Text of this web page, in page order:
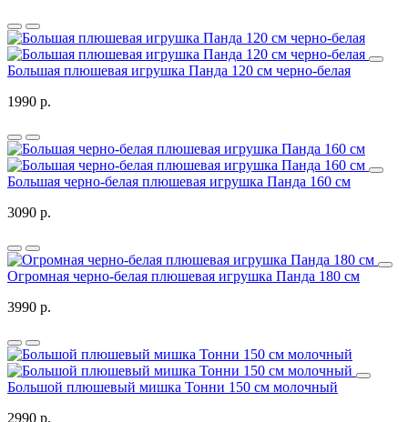
Большая плюшевая игрушка Панда 120 см черно-белая
1990 р.
Большая черно-белая плюшевая игрушка Панда 160 см
3090 р.
Огромная черно-белая плюшевая игрушка Панда 180 см
3990 р.
Большой плюшевый мишка Тонни 150 см молочный
2990 р.